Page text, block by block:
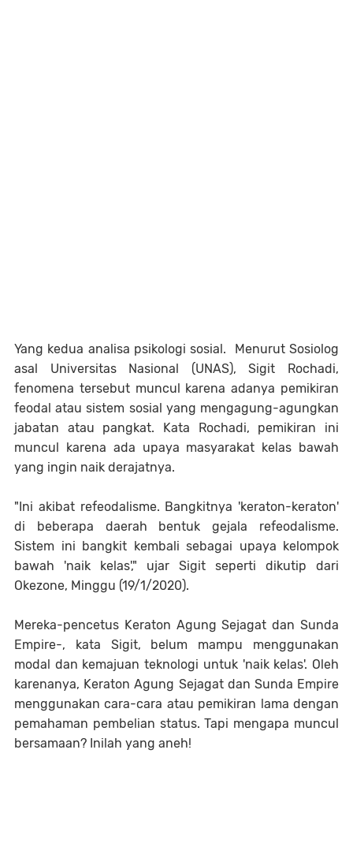
Yang kedua analisa psikologi sosial. Menurut Sosiolog
asal Universitas Nasional (UNAS), Sigit Rochadi,
fenomena tersebut muncul karena adanya pemikiran
feodal atau sistem sosial yang mengagung-agungkan
jabatan atau pangkat. Kata Rochadi, pemikiran ini
muncul karena ada upaya masyarakat kelas bawah
yang ingin naik derajatnya.
"Ini akibat refeodalisme. Bangkitnya 'keraton-keraton'
di beberapa daerah bentuk gejala refeodalisme.
Sistem ini bangkit kembali sebagai upaya kelompok
bawah 'naik kelas'," ujar Sigit seperti dikutip dari
Okezone, Minggu (19/1/2020).
Mereka-pencetus Keraton Agung Sejagat dan Sunda
Empire-, kata Sigit, belum mampu menggunakan
modal dan kemajuan teknologi untuk 'naik kelas'. Oleh
karenanya, Keraton Agung Sejagat dan Sunda Empire
menggunakan cara-cara atau pemikiran lama dengan
pemahaman pembelian status. Tapi mengapa muncul
bersamaan? Inilah yang aneh!